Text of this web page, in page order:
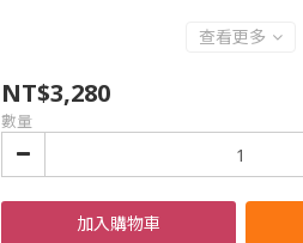
查看更多
NT$3,280
數量
加入購物車